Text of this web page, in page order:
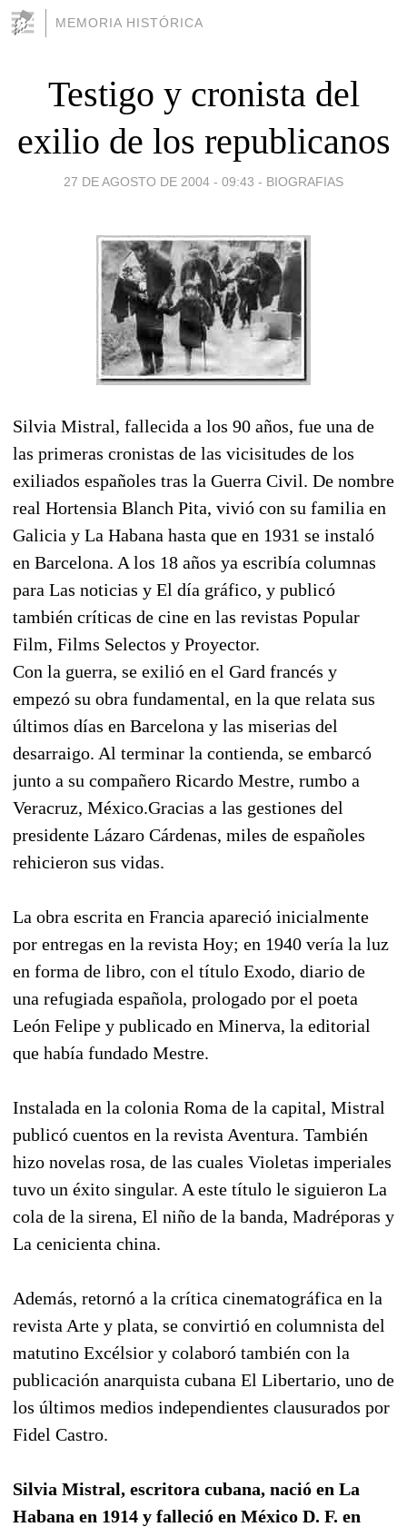
MEMORIA HISTÓRICA
Testigo y cronista del
exilio de los republicanos
27 DE AGOSTO DE 2004 - 09:43 - BIOGRAFIAS
Silvia Mistral, fallecida a los 90 años, fue una de
las primeras cronistas de las vicisitudes de los
exiliados españoles tras la Guerra Civil. De nombre
real Hortensia Blanch Pita, vivió con su familia en
Galicia y La Habana hasta que en 1931 se instaló
en Barcelona. A los 18 años ya escribía columnas
para Las noticias y El día gráfico, y publicó
también críticas de cine en las revistas Popular
Film, Films Selectos y Proyector.
Con la guerra, se exilió en el Gard francés y
empezó su obra fundamental, en la que relata sus
últimos días en Barcelona y las miserias del
desarraigo. Al terminar la contienda, se embarcó
junto a su compañero Ricardo Mestre, rumbo a
Veracruz, México.Gracias a las gestiones del
presidente Lázaro Cárdenas, miles de españoles
rehicieron sus vidas.
La obra escrita en Francia apareció inicialmente
por entregas en la revista Hoy; en 1940 vería la luz
en forma de libro, con el título Exodo, diario de
una refugiada española, prologado por el poeta
León Felipe y publicado en Minerva, la editorial
que había fundado Mestre.
Instalada en la colonia Roma de la capital, Mistral
publicó cuentos en la revista Aventura. También
hizo novelas rosa, de las cuales Violetas imperiales
tuvo un éxito singular. A este título le siguieron La
cola de la sirena, El niño de la banda, Madréporas y
La cenicienta china.
Además, retornó a la crítica cinematográfica en la
revista Arte y plata, se convirtió en columnista del
matutino Excélsior y colaboró también con la
publicación anarquista cubana El Libertario, uno de
los últimos medios independientes clausurados por
Fidel Castro.
Silvia Mistral, escritora cubana, nació en La
Habana en 1914 y falleció en México D. F. en